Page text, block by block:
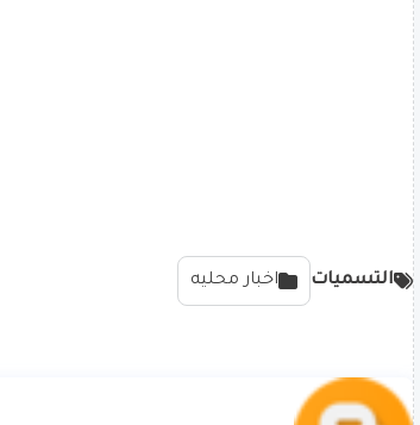
التسميات اخبار محليه